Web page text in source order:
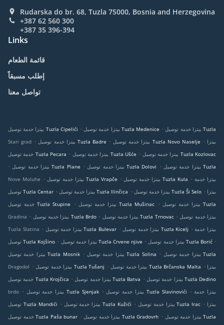
Rudarska do br. 68, Tuzla 75000, Bosnia and Herzegovina
+387 62 560 300
+387 35 396-394
Links
قائمة الطعام
إطلب مسبقاً
تواصل معنا
بيتزا خدمة توصيل Tuzla Cipelići . بيتزا خدمة توصيل Tuzla Medenice . بيتزا خدمة توصيل Tuzla
Stari grad . بيتزا خدمة توصيل Tuzla Badre . بيتزا خدمة توصيل Tuzla Novo Naselje . بيتزا
خدمة توصيل Tuzla Pecara . بيتزا خدمة توصيل Tuzla Ušće .
بيتزا خدمة توصيل Tuzla Kozlovac
.
بيتزا خدمة توصيل Tuzla Plane . بيتزا خدمة توصيل Tuzla Dolovi . بيتزا خدمة توصيل Tuzla
Nove Moluhe . بيتزا خدمة توصيل Tuzla Vrapče . بيتزا خدمة توصيل Tuzla Kula . بيتزا خدمة
توصيل Tuzla Centar . بيتزا خدمة توصيل Tuzla Ilinčica . بيتزا خدمة توصيل Tuzla Ši Selo . بيتزا
خدمة توصيل Tuzla Stupine
. بيتزا خدمة توصيل Tuzla Mušinac . بيتزا خدمة توصيل Tuzla
Gradina . بيتزا خدمة توصيل Tuzla Brdo . بيتزا خدمة توصيل Tuzla Trnovac . بيتزا خدمة توصيل
Tuzla Slatina . بيتزا خدمة توصيل Tuzla Bulevar . بيتزا خدمة توصيل Tuzla Kicelj . بيتزا خدمة
توصيل Tuzla Kojšino . بيتزا خدمة توصيل Tuzla Crvene njive . بيتزا خدمة توصيل Tuzla Borić .
بيتزا خدمة توصيل Tuzla Mosnik . بيتزا خدمة توصيل Tuzla Solina . بيتزا خدمة توصيل Tuzla
Dragodol . بيتزا خدمة توصيل Tuzla Tušanj . بيتزا خدمة توصيل Tuzla Brčanska Malta . بيتزا
خدمة توصيل Tuzla Krojčica . بيتزا خدمة توصيل Tuzla Batva . بيتزا خدمة توصيل Tuzla Dedino
brdo . بيتزا خدمة توصيل Tuzla Sjenjak . بيتزا خدمة توصيل Tuzla Slavinovići . بيتزا خدمة
توصيل Tuzla Mandići . بيتزا خدمة توصيل Tuzla Kužići . بيتزا خدمة توصيل Tuzla Irac . بيتزا
خدمة توصيل Tuzla Paša bunar . بيتزا خدمة توصيل Tuzla Gradovrh . بيتزا خدمة توصيل Tuzla